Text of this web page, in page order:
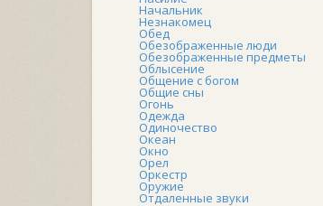
Начальник
Незнакомец
Обед
Обезображенные люди
Обезображенные предметы
Облысение
Общение с богом
Общие сны
Огонь
Одежда
Одиночество
Океан
Окно
Орел
Оркестр
Оружие
Отдаленные звуки